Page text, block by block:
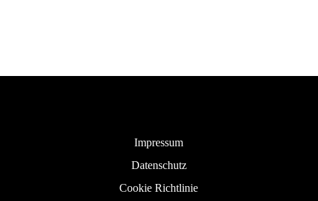
Impressum
Datenschutz
Cookie Richtlinie